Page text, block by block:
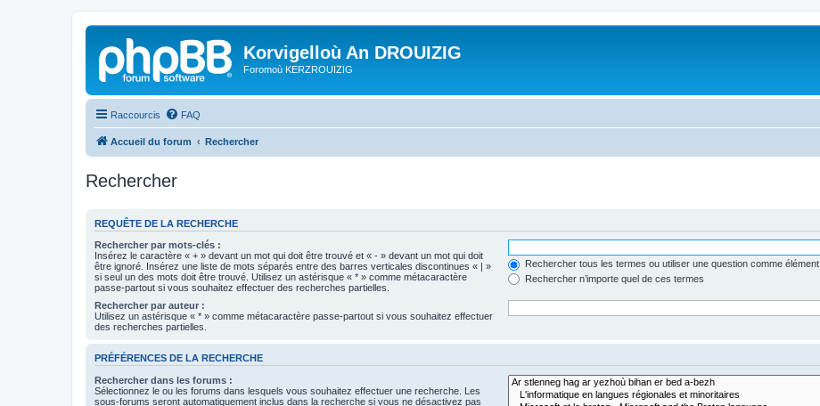
Korvigelloù An DROUIZIG
Foromoù KERZROUIZIG
Raccourcis FAQ
Accueil du forum Rechercher
Rechercher
REQUÊTE DE LA RECHERCHE
Rechercher par mots-clés :
Insérez le caractère « + » devant un mot qui doit être trouvé et « - » devant un mot qui doit
être ignoré. Insérez une liste de mots séparés entre des barres verticales discontinues « | »
si seul un des mots doit être trouvé. Utilisez un astérisque « * » comme métacaractère
passe-partout si vous souhaitez effectuer des recherches partielles.
Rechercher tous les termes ou utiliser une question comme élément
Rechercher n’importe quel de ces termes
Rechercher par auteur :
Utilisez un astérisque « * » comme métacaractère passe-partout si vous souhaitez effectuer
des recherches partielles.
PRÉFÉRENCES DE LA RECHERCHE
Rechercher dans les forums :
Sélectionnez le ou les forums dans lesquels vous souhaitez effectuer une recherche. Les
sous-forums seront automatiquement inclus dans la recherche si vous ne désactivez pas